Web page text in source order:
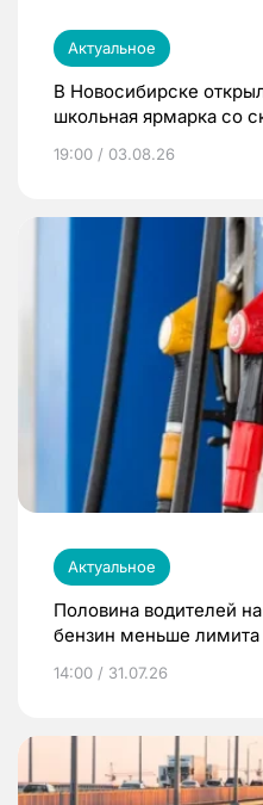
Актуальное
В Новосибирске
школьная ярмарка со
19:00 / 03.08.26
Актуальное
Половина водителей
бензин меньше
14:00 / 31.07.26